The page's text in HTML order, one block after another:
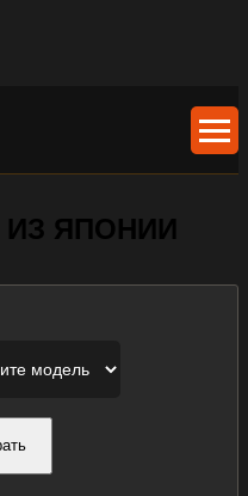
ИЗ ЯПОНИИ